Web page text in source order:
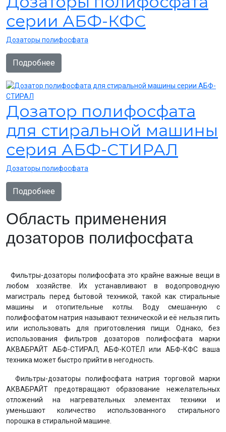
серии АБФ-КФС
Дозаторы полифосфата
Подробнее
Дозатор полифосфата
для стиральной машины
серия АБФ-СТИРАЛ
Дозаторы полифосфата
Подробнее
Область применения
дозаторов полифосфата
Фильтры-дозаторы полифосфата это крайне важные вещи в
любом хозяйстве. Их устанавливают в водопроводную
магистраль перед бытовой техникой, такой как стиральные
машины и отопительные котлы. Воду смешанную с
полифосфатом натрия называют технической и её нельзя пить
или использовать для приготовления пищи. Однако, без
использования фильтров дозаторов полифосфата марки
АКВАБРАЙТ АБФ-СТИРАЛ, АБФ-КОТЁЛ или АБФ-КФС ваша
техника может быстро прийти в негодность.
Фильтры-дозаторы полифосфата натрия торговой марки
АКВАБРАЙТ предотвращают образование нежелательных
отложений на нагревательных элементах техники и
уменьшают количество использованного стирального
порошка в стиральной машине.